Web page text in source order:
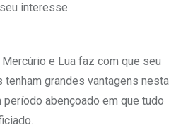
interesse.
e Lua faz com que seu
grandes vantagens nesta
abençoado em que tudo